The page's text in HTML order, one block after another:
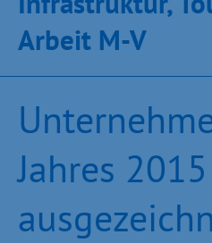
Ar­beit M-V
Jahres 2015